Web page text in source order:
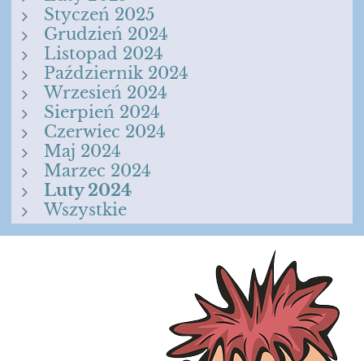
Styczeń 2025
Grudzień 2024
Listopad 2024
Październik 2024
Wrzesień 2024
Sierpień 2024
Czerwiec 2024
Maj 2024
Marzec 2024
Luty 2024
Wszystkie